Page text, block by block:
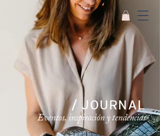
/ JOURNAL
Eventos, inspiración y tendencias